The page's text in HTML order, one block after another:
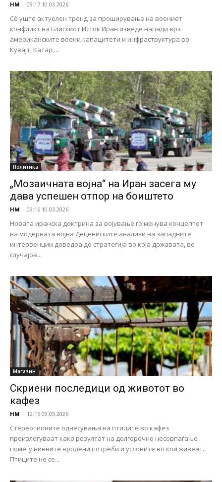
НМ - 09:17 10.03.2026
Сѐ уште актуелен тренд за проширување на воениот
конфликт на Блискиот Исток Иран изведе напади врз
американските воени капацитети и инфраструктура во
Кувајт, Катар,...
Политика
„Мозаичната војна“ на Иран засега му
дава успешен отпор на боиштето
НМ - 09:16 10.03.2026
Новата иранска доктрина за војување го менува концептот
на модерната војна Децениските анализи на западните
интервенции доведоа до стратегија во која државата, во
случајов...
Магазин
Скриени последици од животот во
кафез
НМ - 12:15 09.03.2026
Стереотипните однесувања на птиците во кафез
произлегуваат како резултат на долгорочно несовпаѓање
помеѓу нивните вродени потреби и условите во кои живеат.
Птиците не се...